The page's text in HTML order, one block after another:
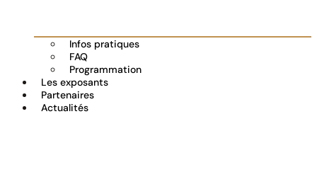
Infos pratiques
FAQ
Programmation
Les exposants
Partenaires
Actualités